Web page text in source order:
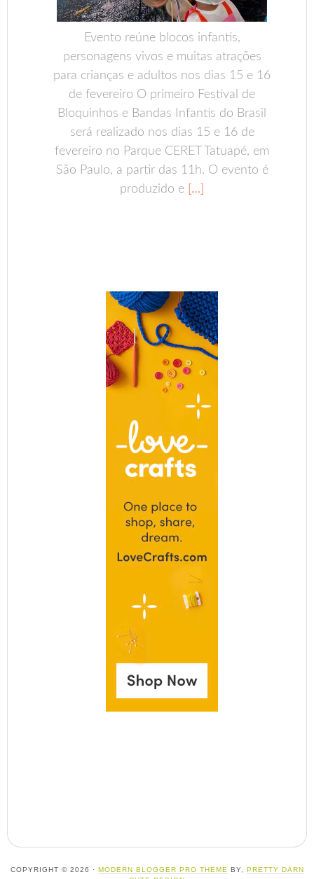
Evento reúne blocos infantis,
personagens vivos e muitas atrações
para crianças e adultos nos dias 15 e 16
de fevereiro O primeiro Festival de
Bloquinhos e Bandas Infantis do Brasil
será realizado nos dias 15 e 16 de
fevereiro no Parque CERET Tatuapé, em
São Paulo, a partir das 11h. O evento é
produzido e […]
COPYRIGHT © 2026 · MODERN BLOGGER PRO THEME BY, PRETTY DARN